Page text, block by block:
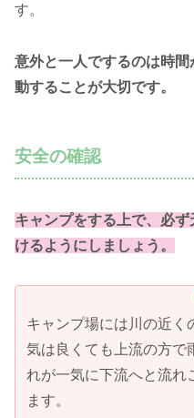
す。
意外と一人でするのは時
動することが大切です。
安全の確認
キャンプをする上で、必
けるようにしましょう。
キャンプ場には川の近く
気は良くても上流の方で
れが一気に下流へと流れ
ます。